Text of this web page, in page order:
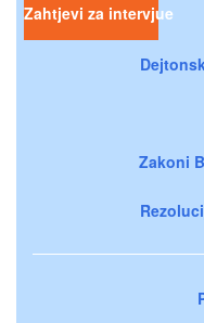
Zahtjevi za intervjue
Zakoni